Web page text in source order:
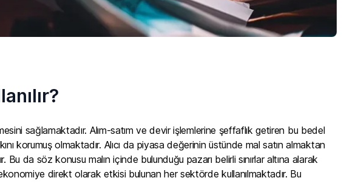
sağlamaktadır. Alım-satım ve devir işlemlerine şeffaflık getiren bu bedel
korumuş olmaktadır. Alıcı da piyasa değerinin üstünde mal satın almaktan
da söz konusu malın içinde bulunduğu pazarı belirli sınırlar altına alarak
direkt olarak etkisi bulunan her sektörde kullanılmaktadır. Bu